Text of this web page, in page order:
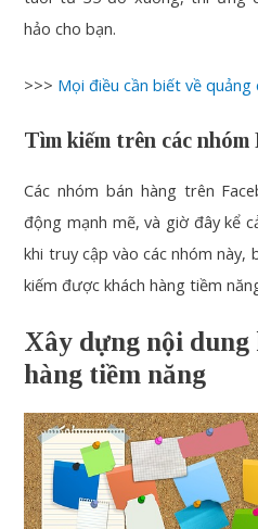
hảo cho bạn.
>>> Mọi điều cần biết về
Tìm kiếm trên các nhóm
Các nhóm bán hàng trên
động mạnh mẽ, và giờ đây kể
khi truy cập vào các nhóm
kiếm được khách hàng tiềm
Xây dựng nội
hàng tiềm năng